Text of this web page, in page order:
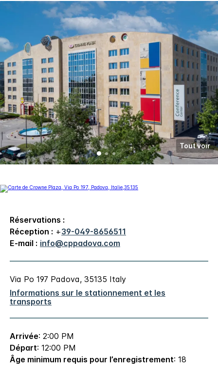
Tout voir
Réservations :
Réception : +39-049-8656511
E-mail : info@cppadova.com
Via Po 197 Padova, 35135 Italy
Informations sur le stationnement et les
transports
Arrivée: 2:00 PM
Départ: 12:00 PM
Âge minimum requis pour l’enregistrement: 18